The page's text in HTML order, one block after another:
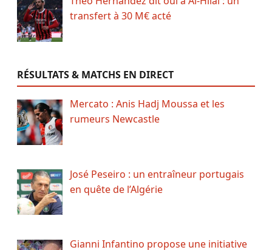
transfert à 30 M€ acté
RÉSULTATS & MATCHS EN DIRECT
Mercato : Anis Hadj Moussa et les
rumeurs Newcastle
José Peseiro : un entraîneur portugais
en quête de l’Algérie
Gianni Infantino propose une initiative